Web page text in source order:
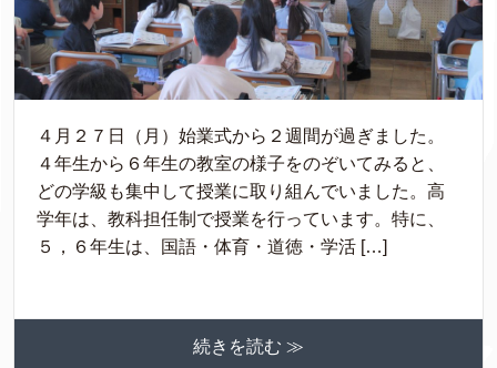
４月２７日（月）始業式から２週間が過ぎました。
４年生から６年生の教室の様子をのぞいてみると、
どの学級も集中して授業に取り組んでいました。高
学年は、教科担任制で授業を行っています。特に、
５，６年生は、国語・体育・道徳・学活 […]
続きを読む ≫